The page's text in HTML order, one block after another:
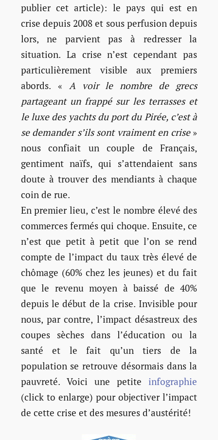
publier cet article): le pays qui est en
crise depuis 2008 et sous perfusion depuis
lors, ne parvient pas à redresser la
situation. La crise n’est cependant pas
particulièrement visible aux premiers
abords. « A voir le nombre de grecs
partageant un frappésur les terrasses et
le luxe des yachts du port du Pirée, c’est à
se demander s’ils sont vraiment en crise»
nous confiait un couple de Français,
gentiment naïfs, qui s’attendaient sans
doute à trouver des mendiants à chaque
coin de rue.
En premier lieu, c’est le nombre élevé des
commerces fermés qui choque. Ensuite, ce
n’est que petit à petit que l’on se rend
compte de l’impact du taux très élevé de
chômage (60% chez les jeunes) et du fait
que le revenu moyen à baissé de 40%
depuis le début de la crise. Invisible pour
nous, par contre, l’impact désastreux des
coupes sèches dans l’éducation ou la
santé et le fait qu’un tiers de la
population se retrouve désormais dans la
pauvreté. Voici une petite infographie
(click to enlarge) pour objectiver l’impact
de cette crise et des mesures d’austérité!